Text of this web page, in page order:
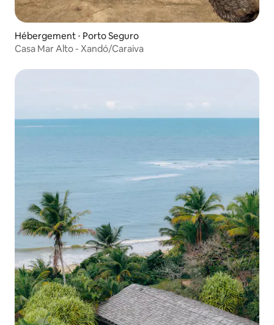
Hébergement ⋅ Porto Seguro
Casa Mar Alto - Xandó/Caraiva